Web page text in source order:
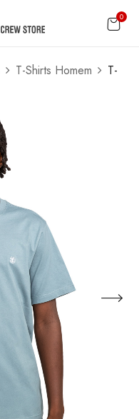
0
T-Shirts Homem
T-